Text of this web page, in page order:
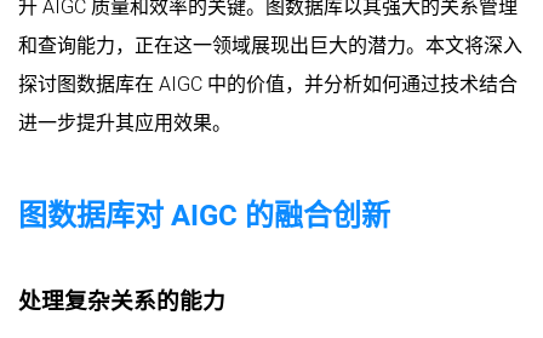
升 AIGC 质量和效率的关键。图数据库以其强大的关系管理
和查询能力，正在这一领域展现出巨大的潜力。本文将深入
探讨图数据库在 AIGC 中的价值，并分析如何通过技术结合
进一步提升其应用效果。
图数据库对 AIGC 的融合创新
处理复杂关系的能力